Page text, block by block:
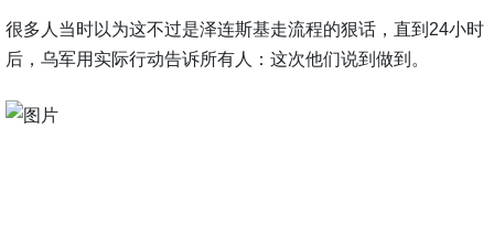
很多人当时以为这不过是泽连斯基走流程的狠话，直到24小时
后，乌军用实际行动告诉所有人：这次他们说到做到。